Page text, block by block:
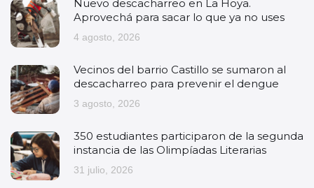
Nuevo descacharreo en La Hoya.
Aprovechá para sacar lo que ya no uses
4 agosto, 2026
Vecinos del barrio Castillo se sumaron al
descacharreo para prevenir el dengue
3 agosto, 2026
350 estudiantes participaron de la segunda
instancia de las Olimpíadas Literarias
31 julio, 2026